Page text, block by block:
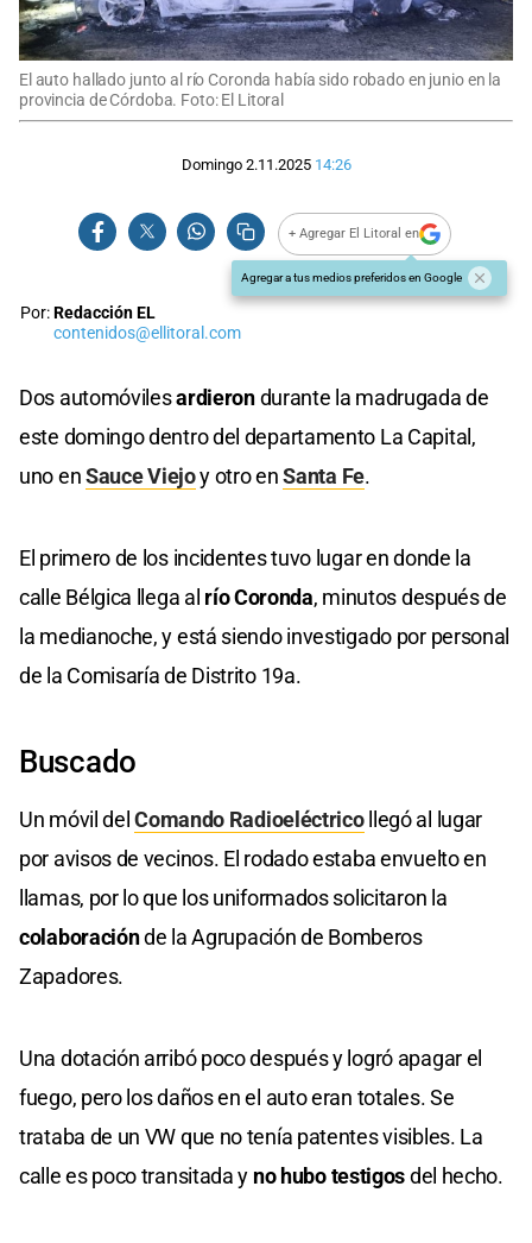
El auto hallado junto al río Coronda había sido robado en junio en la
provincia de Córdoba. Foto: El Litoral
Domingo 2.11.2025 14:26
+ Agregar El Litoral en
Agregar a tus medios preferidos en Google
Por:Redacción EL
contenidos@ellitoral.com
Dos automóvilesardierondurante la madrugada de
este domingo dentro del departamento La Capital,
uno enSauce Viejoy otro enSanta Fe.
El primero de los incidentes tuvo lugar en donde la
calle Bélgica llega al río Coronda, minutos después de
la medianoche, y está siendo investigado por personal
de la Comisaría de Distrito 19a.
Buscado
Un móvil delComando Radioeléctricollegó al lugar
por avisos de vecinos. El rodado estaba envuelto en
llamas, por lo que los uniformados solicitaron la
colaboraciónde la Agrupación de Bomberos
Zapadores.
Una dotación arribó poco después y logró apagar el
fuego, pero los daños en el auto eran totales. Se
trataba de un VW que no tenía patentes visibles. La
calle es poco transitada y no hubo testigosdel hecho.